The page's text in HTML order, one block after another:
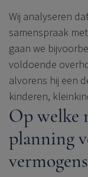
Wij analyseren
samenspraak
gaan we
voldoende
alvorens hij een
kinderen,
Op welke
planning